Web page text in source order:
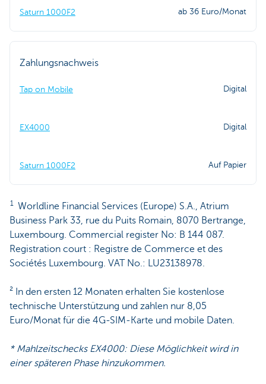
Saturn 1000F2 ab 36 Euro/Monat
Zahlungsnachweis
Tap on Mobile Digital
EX4000 Digital
Saturn 1000F2 Auf Papier
1 Worldline Financial Services (Europe) S.A., Atrium
Business Park 33, rue du Puits Romain, 8070 Bertrange,
Luxembourg. Commercial register No: B 144 087.
Registration court : Registre de Commerce et des
Sociétés Luxembourg. VAT No.: LU23138978.
² In den ersten 12 Monaten erhalten Sie kostenlose
technische Unterstützung und zahlen nur 8,05
Euro/Monat für die 4G-SIM-Karte und mobile Daten.
* Mahlzeitschecks EX4000: Diese Möglichkeit wird in
einer späteren Phase hinzukommen.